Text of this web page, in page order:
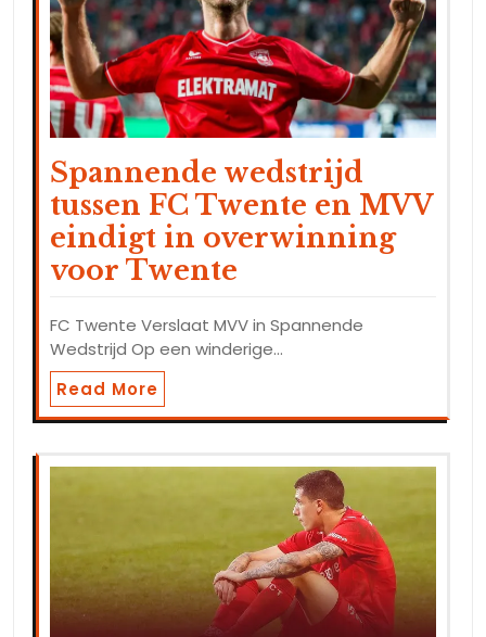
Spannende wedstrijd
tussen FC Twente en MVV
eindigt in overwinning
voor Twente
FC Twente Verslaat MVV in Spannende
Wedstrijd Op een winderige…
Read More